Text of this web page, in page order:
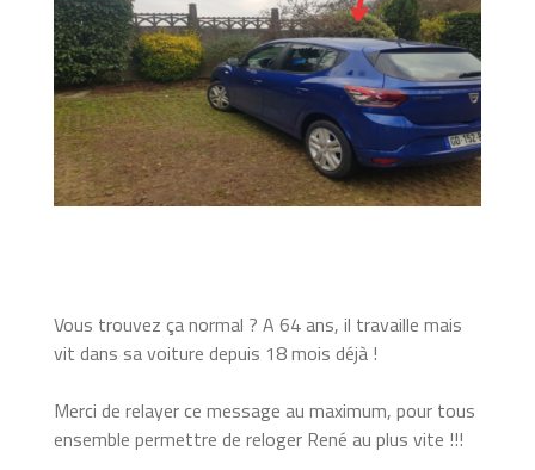
Vous trouvez ça normal ? A 64 ans, il travaille mais
vit dans sa voiture depuis 18 mois déjà !
Merci de relayer ce message au maximum, pour tous
ensemble permettre de reloger René au plus vite !!!